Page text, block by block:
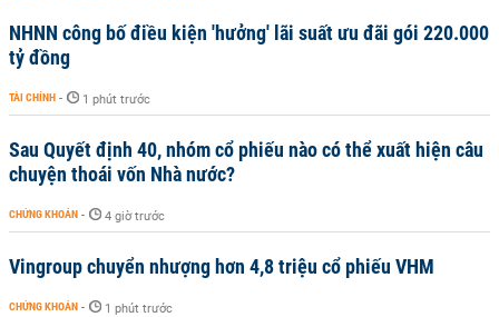
NHNN công bố điều kiện 'hưởng' lãi suất ưu đãi gói 220.000
tỷ đồng
TÀI CHÍNH - 1 phút trước
Sau Quyết định 40, nhóm cổ phiếu nào có thể xuất hiện câu
chuyện thoái vốn Nhà nước?
CHỨNG KHOÁN - 4 giờ trước
Vingroup chuyển nhượng hơn 4,8 triệu cổ phiếu VHM
CHỨNG KHOÁN - 1 phút trước